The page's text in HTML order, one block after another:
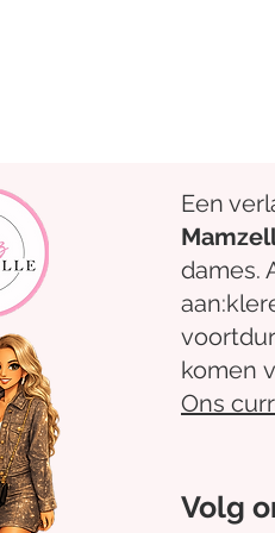
Een
dames.
aan:
komen
Ons
Volg